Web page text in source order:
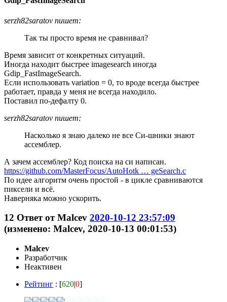
serzh82saratov пишет:
Так ты просто время не сравнивал?
Время зависит от конкретных ситуаций.
Иногда находит быстрее imagesearch иногда
Gdip_FastImageSearch.
Если использовать variation = 0, то вроде всегда быстрее
работает, правда у меня не всегда находило.
Поставил по-дефалту 0.
serzh82saratov пишет:
Насколько я знаю далеко не все Си-шники знают
ассемблер.
А зачем ассемблер? Код поиска на си написан.
https://github.com/MasterFocus/AutoHotk … geSearch.c
По идее алгоритм очень простой - в цикле сравниваются
пиксели и всё.
Наверняка можно ускорить.
12 Ответ отMalcev 2020-10-12 23:57:09
(изменено: Malcev, 2020-10-13 00:01:53)
Malcev
Разработчик
Неактивен
Рейтинг : [620|0]